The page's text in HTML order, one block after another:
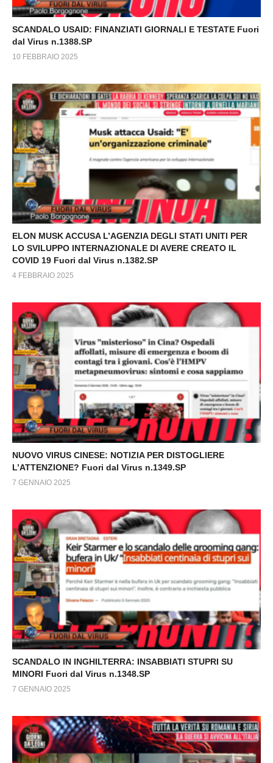
SCANDALO USAID: FINANZIATI GIORNALI E TESTATE Fuori
dal Virus n.1388.SP
10 FEBBRAIO 2025
ELON MUSK ACCUSA L’AGENZIA DEGLI STATI UNITI PER
LO SVILUPPO INTERNAZIONALE DI AVERE CREATO IL
COVID 19 Fuori dal Virus n.1382.SP
4 FEBBRAIO 2025
NUOVO VIRUS CINESE: NOTIZIA PER DISTOGLIERE
L’ATTENZIONE? Fuori dal Virus n.1349.SP
7 GENNAIO 2025
SCANDALO IN INGHILTERRA: INSABBIATI STUPRI SU
MINORI Fuori dal Virus n.1348.SP
7 GENNAIO 2025